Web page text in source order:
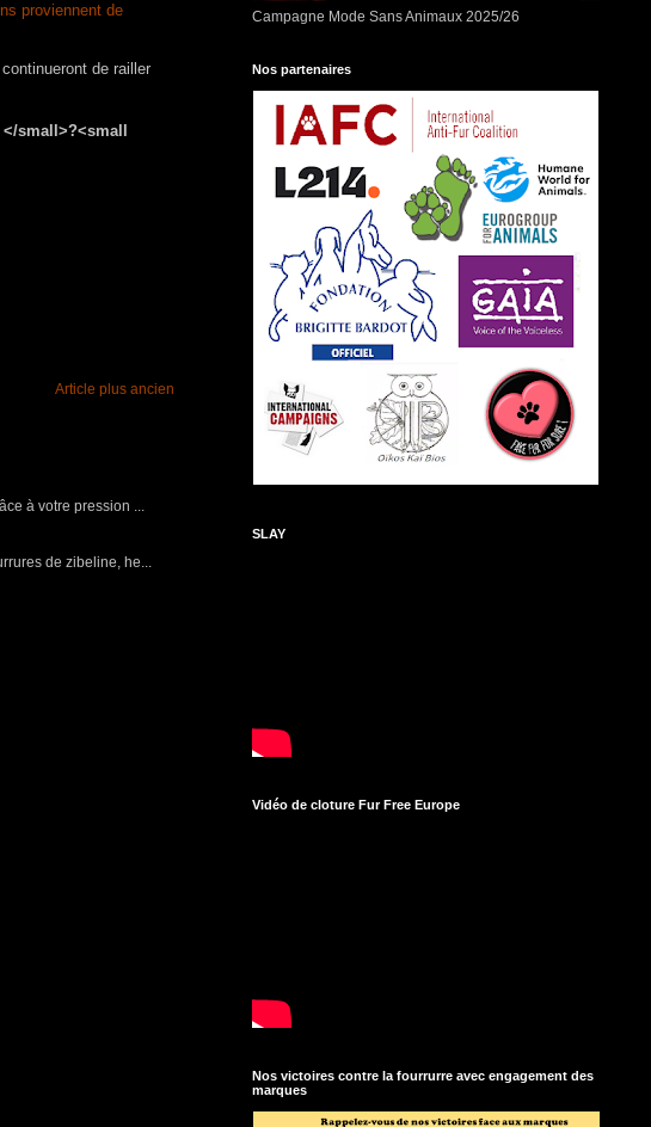
proviennent de
de railler
Article plus ancien
à votre pression ...
de zibeline, he...
Campagne Mode Sans Animaux 2025/26
Nos partenaires
SLAY
Vidéo de cloture Fur Free Europe
Nos victoires contre la fourrurre avec engagement des
marques